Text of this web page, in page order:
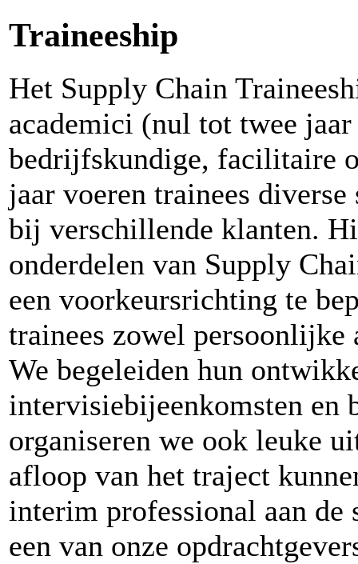
Traineeship
Het Supply Chain
academici (nul tot twee
bedrijfskundige, facilitaire
jaar voeren trainees
bij verschillende klanten.
onderdelen van Supply
een voorkeursrichting te
trainees zowel
We begeleiden hun
intervisiebijeenkomsten en
organiseren we ook leuke
afloop van het traject
interim professional aan
een van onze